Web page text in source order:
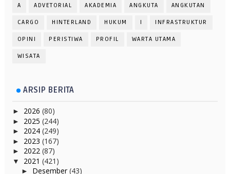
A ADVETORIAL AKADEMIA ANGKUTA ANGKUTAN
CARGO HINTERLAND HUKUM I INFRASTRUKTUR
OPINI PERISTIWA PROFIL WARTA UTAMA
WISATA
ARSIP BERITA
► 2026 (80)
► 2025 (244)
► 2024 (249)
► 2023 (167)
► 2022 (87)
▼ 2021 (421)
► Desember(43)